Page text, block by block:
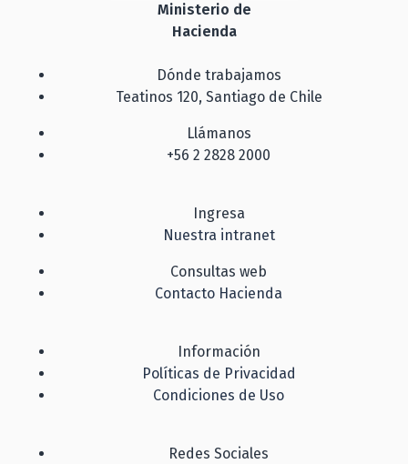
Ministerio de
Hacienda
Dónde trabajamos
Teatinos 120, Santiago de Chile
Llámanos
+56 2 2828 2000
Ingresa
Nuestra intranet
Consultas web
Contacto Hacienda
Información
Políticas de Privacidad
Condiciones de Uso
Redes Sociales